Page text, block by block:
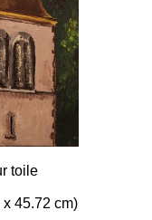
toile
45.72 cm)